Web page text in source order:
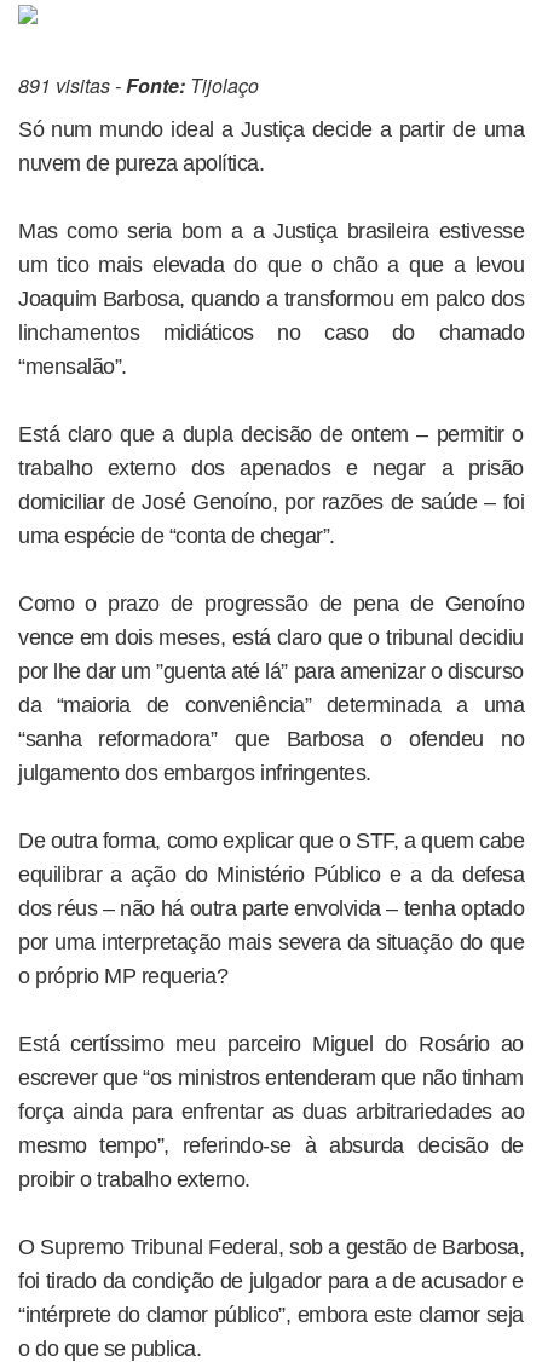
891 visitas -Fonte: Tijolaço
Só num mundo ideal a Justiça decide a partir de uma
nuvem de pureza apolítica.
Mas como seria bom a a Justiça brasileira estivesse
um tico mais elevada do que o chão a que a levou
Joaquim Barbosa, quando a transformou em palco dos
linchamentos midiáticos no caso do chamado
“mensalão”.
Está claro que a dupla decisão de ontem – permitir o
trabalho externo dos apenados e negar a prisão
domiciliar de José Genoíno, por razões de saúde – foi
uma espécie de “conta de chegar”.
Como o prazo de progressão de pena de Genoíno
vence em dois meses, está claro que o tribunal decidiu
por lhe dar um ”guenta até lá” para amenizar o discurso
da “maioria de conveniência” determinada a uma
“sanha reformadora” que Barbosa o ofendeu no
julgamento dos embargos infringentes.
De outra forma, como explicar que o STF, a quem cabe
equilibrar a ação do Ministério Público e a da defesa
dos réus – não há outra parte envolvida – tenha optado
por uma interpretação mais severa da situação do que
o próprio MP requeria?
Está certíssimo meu parceiro Miguel do Rosário ao
escrever que “os ministros entenderam que não tinham
força ainda para enfrentar as duas arbitrariedades ao
mesmo tempo”, referindo-se à absurda decisão de
proibir o trabalho externo.
O Supremo Tribunal Federal, sob a gestão de Barbosa,
foi tirado da condição de julgador para a de acusador e
“intérprete do clamor público”, embora este clamor seja
o do que se publica.